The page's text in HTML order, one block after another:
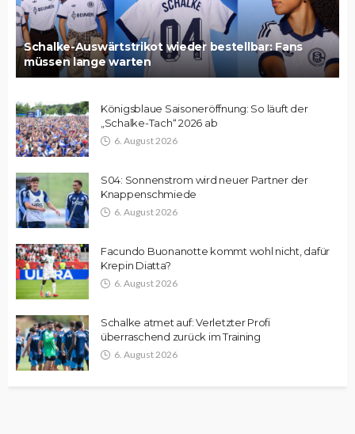
Schalke-Auswärtstrikot wieder bestellbar: Fans
müssen lange warten
Königsblaue Saisoneröffnung: So läuft der
„Schalke-Tach“ 2026 ab
6. August 2026
S04: Sonnenstrom wird neuer Partner der
Knappenschmiede
6. August 2026
Facundo Buonanotte kommt wohl nicht, dafür
Krepin Diatta?
6. August 2026
Schalke atmet auf: Verletzter Profi
überraschend zurück im Training
6. August 2026